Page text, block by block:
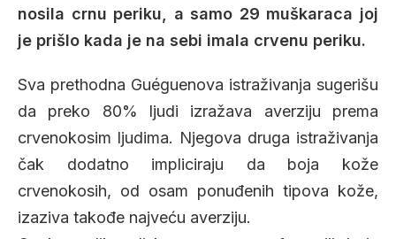
nosila crnu periku, a samo 29 muškaraca joj
je prišlo kada je na sebi imala crvenu periku.
Sva prethodna Guéguenova istraživanja sugerišu
da preko 80% ljudi izražava averziju prema
crvenokosim ljudima. Njegova druga istraživanja
čak dodatno impliciraju da boja kože
crvenokosih, od osam ponuđenih tipova kože,
izaziva takođe najveću averziju.